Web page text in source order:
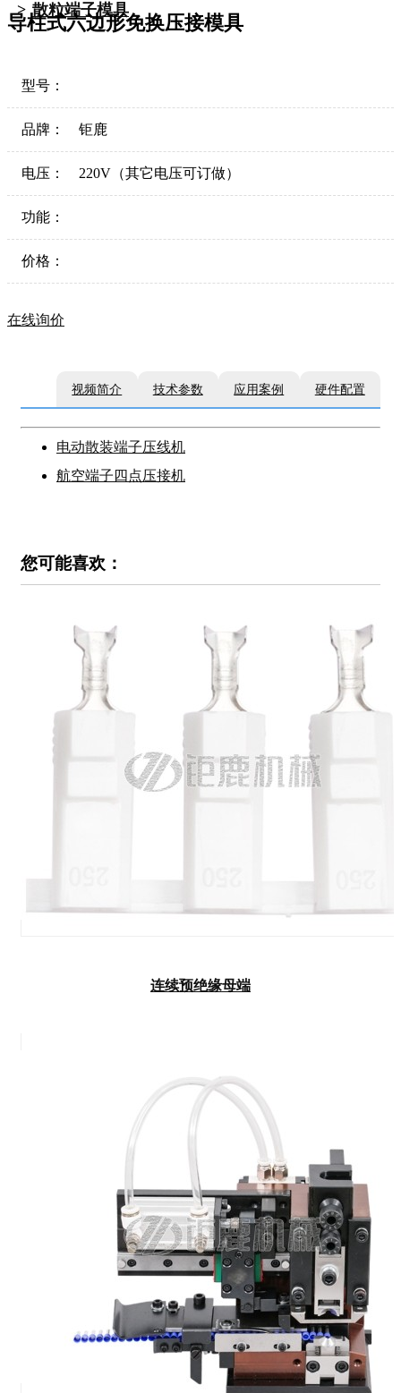
散粒端子模具
导柱式六边形免换压接模具
型号：
品牌： 钜鹿
电压： 220V（其它电压可订做）
功能：
价格：
在线询价
视频简介 技术参数 应用案例 硬件配置
电动散装端子压线机
航空端子四点压接机
您可能喜欢：
连续预绝缘母端